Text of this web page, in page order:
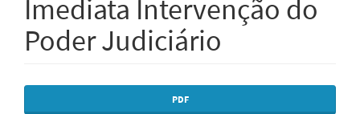
Imediata Intervenção do
Poder Judiciário
Barra
PDF